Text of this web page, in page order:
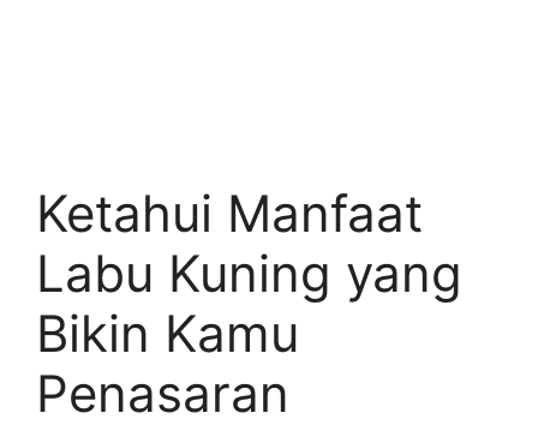
Ketahui Manfaat
Labu Kuning yang
Bikin Kamu
Penasaran